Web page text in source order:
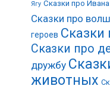
Ягу Сказки про Ивана
Сказки про
героев Сказки
Сказки про
дружбу
животных